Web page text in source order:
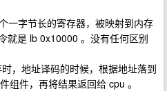
一字节长的寄存器，被映射到内存
就是 lb 0x10000 。没有任何区别
，地址译码的时候，根据地址落到
组件，再将结果返回给 cpu 。